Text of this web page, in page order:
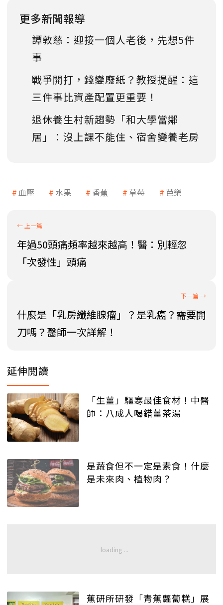
更多新聞報導
譚敦慈：迎接一個人老後，先想5件
事
戰爭開打，錢變廢紙？教授提醒：這
三件事比資產配置更重要！
退休養生村新趨勢「和大學當鄰
居」：沒上課不能住、宿舍變養老房
血壓 水果 香蕉 草莓 芭樂
年過50頭痛頻率越來越高！醫：別輕忽
「次發性」頭痛
什麼是「乳房纖維腺瘤」？是乳癌？需要開
刀嗎？醫師一次詳解！
延伸閱讀
「生薑」驅寒最佳食材！中醫
師：八成人喝錯薑茶湯
是蔬食但不一定是素食！什麼
是未來肉、植物肉？
蕉研所研發「青蕉蘿蔔糕」展